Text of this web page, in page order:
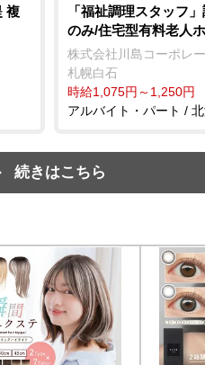
複
「福祉調理スタッフ
のみ/住宅型有料老人
株式会社川島コーポレ
札幌白石
時給1,075円～1,250円
アルバイト・パート /
続きはこちら